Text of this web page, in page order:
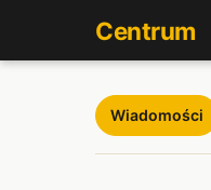
Centrum
Wiadomości